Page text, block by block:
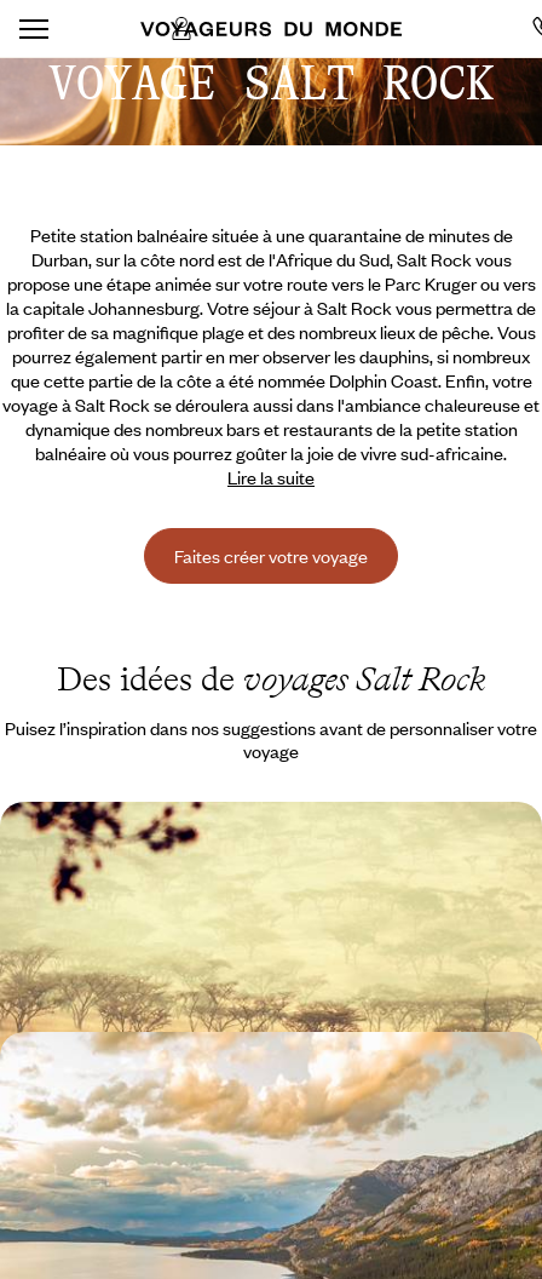
VOYAGE SALT ROCK
Petite station balnéaire située à une quarantaine de minutes de
Durban, sur la côte nord est de l'Afrique du Sud, Salt Rock vous
propose une étape animée sur votre route vers le Parc Kruger ou vers
la capitale Johannesburg. Votre séjour à Salt Rock vous permettra de
profiter de sa magnifique plage et des nombreux lieux de pêche. Vous
pourrez également partir en mer observer les dauphins, si nombreux
que cette partie de la côte a été nommée Dolphin Coast. Enfin, votre
voyage à Salt Rock se déroulera aussi dans l'ambiance chaleureuse et
dynamique des nombreux bars et restaurants de la petite station
balnéaire où vous pourrez goûter la joie de vivre sud-africaine.
Lire la suite
Faites créer votre voyage
Des idées de voyages Salt Rock
Puisez l’inspiration dans nos suggestions avant de personnaliser votre
voyage
De la côte est au Swaziland - Un autre voyage en
Afrique du Sud
Une Afrique du Sud plus authentique, loin des itinéraires plus
12 jours, de 7400 à 9000 $ CA
De l’Ouest américain au Canada - Grand road-trip
dans les Rockies
Étendues sauvages, geysers et climat western : commencer fort côté
Rocheuses américaines avec le Yellowstone et le Grand Teton
18 jours, de 9000 à 10600 $ CA